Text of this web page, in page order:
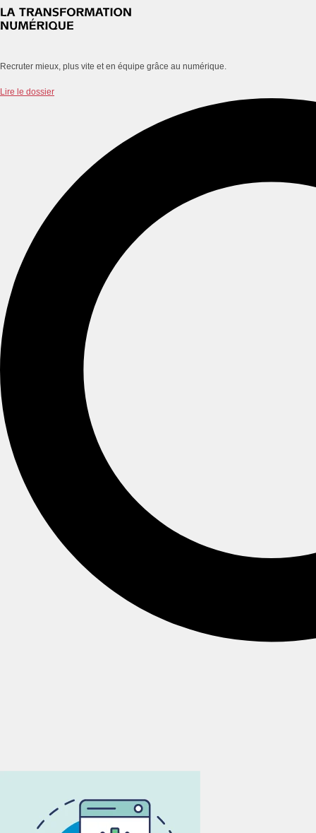
Recruter mieux, plus vite et en équipe grâce au numérique.
Lire le dossier